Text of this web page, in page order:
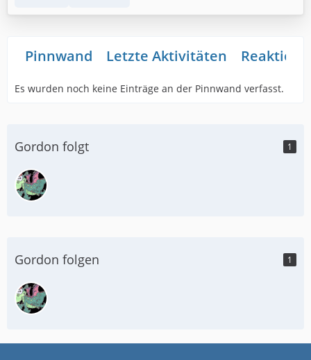
Pinnwand Letzte Aktivitäten
Es wurden noch keine Einträge an der Pinnwand verfasst.
Gordon folgt 1
Gordon folgen 1